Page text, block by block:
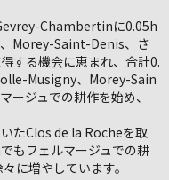
Chambertinに0.05h
Morey-Saint-Denis、さ
する機会に恵まれ、合計0.
Musigny、Morey-Sain
ジュでの耕作を始め、
たClos de la Rocheを取
もフェルマージュでの耕
に増やしています。